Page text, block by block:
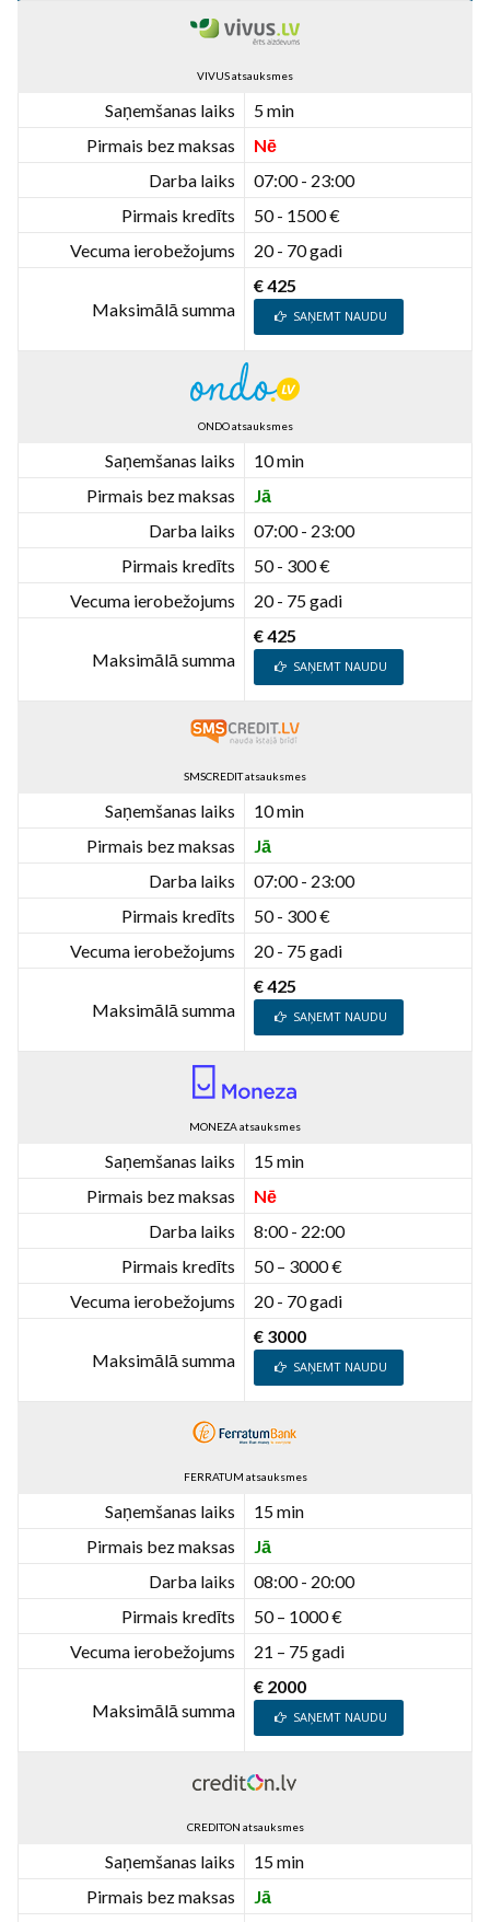
VIVUS atsauksmes
Saņemšanas laiks
5 min
Pirmais bez maksas
Nē
Darba laiks
07:00 - 23:00
Pirmais kredīts
50 - 1500 €
Vecuma ierobežojums
20 - 70 gadi
Maksimālā summa
€ 425
SAŅEMT NAUDU
ONDO atsauksmes
Saņemšanas laiks
10 min
Pirmais bez maksas
Jā
Darba laiks
07:00 - 23:00
Pirmais kredīts
50 - 300 €
Vecuma ierobežojums
20 - 75 gadi
Maksimālā summa
€ 425
SAŅEMT NAUDU
SMSCREDIT atsauksmes
Saņemšanas laiks
10 min
Pirmais bez maksas
Jā
Darba laiks
07:00 - 23:00
Pirmais kredīts
50 - 300 €
Vecuma ierobežojums
20 - 75 gadi
Maksimālā summa
€ 425
SAŅEMT NAUDU
MONEZA atsauksmes
Saņemšanas laiks
15 min
Pirmais bez maksas
Nē
Darba laiks
8:00 - 22:00
Pirmais kredīts
50 – 3000 €
Vecuma ierobežojums
20 - 70 gadi
Maksimālā summa
€ 3000
SAŅEMT NAUDU
FERRATUM atsauksmes
Saņemšanas laiks
15 min
Pirmais bez maksas
Jā
Darba laiks
08:00 - 20:00
Pirmais kredīts
50 – 1000 €
Vecuma ierobežojums
21 – 75 gadi
Maksimālā summa
€ 2000
SAŅEMT NAUDU
CREDITON atsauksmes
Saņemšanas laiks
15 min
Pirmais bez maksas
Jā